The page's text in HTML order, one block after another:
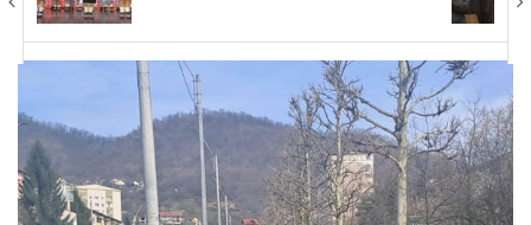
SANATATE
SPECIAL
POLITIC